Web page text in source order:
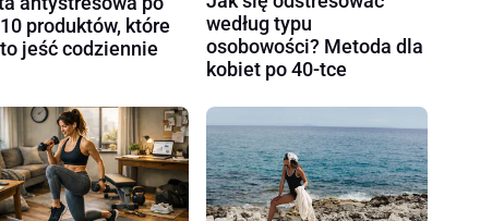
produktów, które
jeść codziennie
według typu
osobowości? Metoda dla
kobiet po 40-tce